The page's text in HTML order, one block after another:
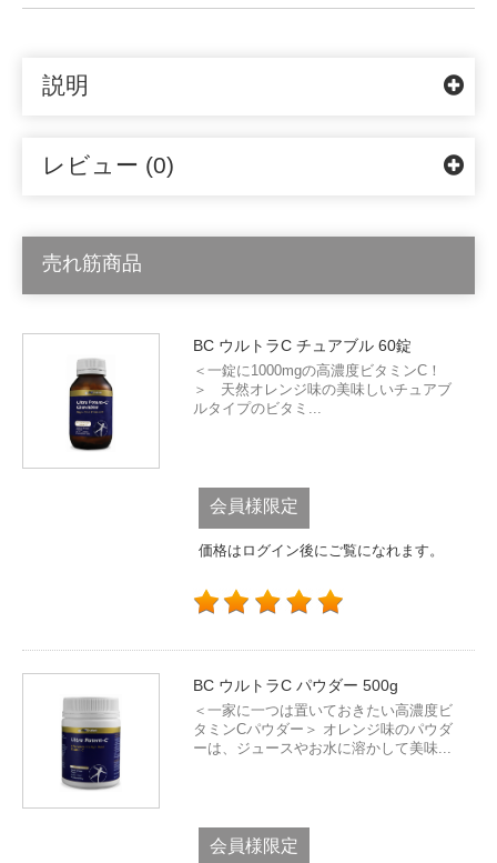
説明
レビュー (0)
売れ筋商品
BC ウルトラC チュアブル 60錠
＜一錠に1000mgの高濃度ビタミンC！
＞ 天然オレンジ味の美味しいチュアブ
ルタイプのビタミ...
会員様限定
価格はログイン後にご覧になれます。
BC ウルトラC パウダー 500g
＜一家に一つは置いておきたい高濃度ビ
タミンCパウダー＞ オレンジ味のパウダ
ーは、ジュースやお水に溶かして美味...
会員様限定